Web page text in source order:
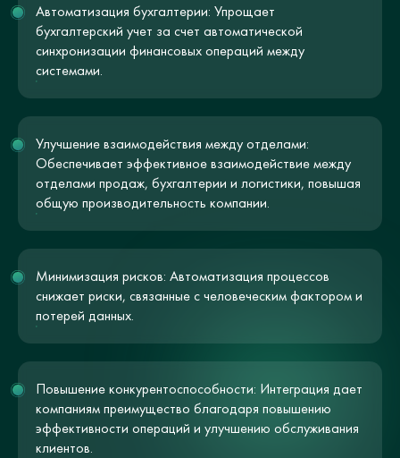
Автоматизация бухгалтерии: Упрощает
бухгалтерский учет за счет автоматической
синхронизации финансовых операций между
системами.
Улучшение взаимодействия между отделами:
Обеспечивает эффективное взаимодействие между
отделами продаж, бухгалтерии и логистики, повышая
общую производительность компании.
Минимизация рисков: Автоматизация процессов
снижает риски, связанные с человеческим фактором и
потерей данных.
Повышение конкурентоспособности: Интеграция дает
компаниям преимущество благодаря повышению
эффективности операций и улучшению обслуживания
клиентов.